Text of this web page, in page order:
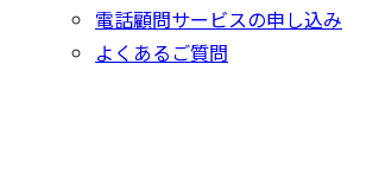
電話顧問サービスの申し込み
よくあるご質問